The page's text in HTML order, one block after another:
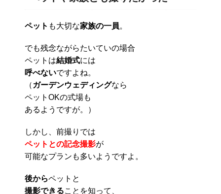
ペット も大切な家族の一員。
でも残念ながらたいていの場合
ペットは結婚式には
呼べないですよね。
（ ガーデンウェディングなら
ペットOKの式場も
あるようですが。）
しかし、前撮りでは
ペットとの記念撮影が
可能なプランも多いようですよ。
後からペットと
撮影できることを知って、